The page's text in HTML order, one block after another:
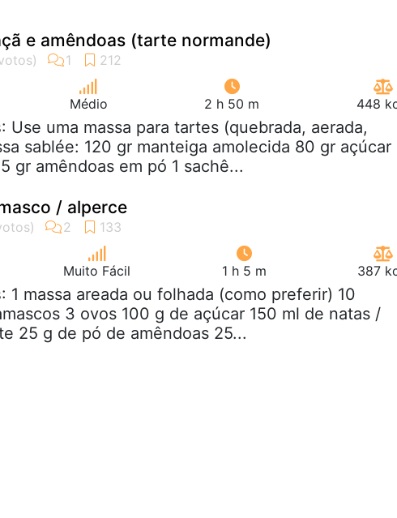
e amêndoas (tarte normande)
Médio 2 h 50 m 448
: Use uma massa para tartes (quebrada, aerada,
sablée: 120 gr manteiga amolecida 80 gr açúcar
gr amêndoas em pó 1 sachê...
/ alperce
Muito Fácil 1 h 5 m 387
: 1 massa areada ou folhada (como preferir) 10
3 ovos 100 g de açúcar 150 ml de natas /
25 g de pó de amêndoas 25...